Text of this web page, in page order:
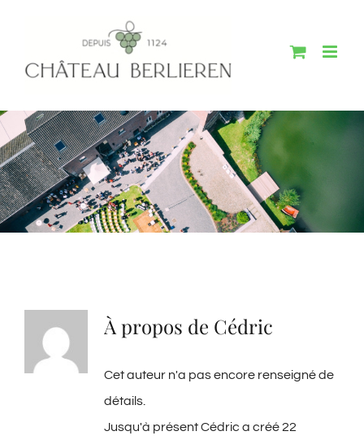
contenu
À propos de Cédric
Cet auteur n'a pas encore renseigné de
détails.
Jusqu'à présent Cédric a créé 22